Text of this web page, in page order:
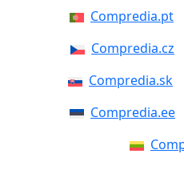
Compredia.pt
Compredia.cz
Compredia.sk
Compredia.ee